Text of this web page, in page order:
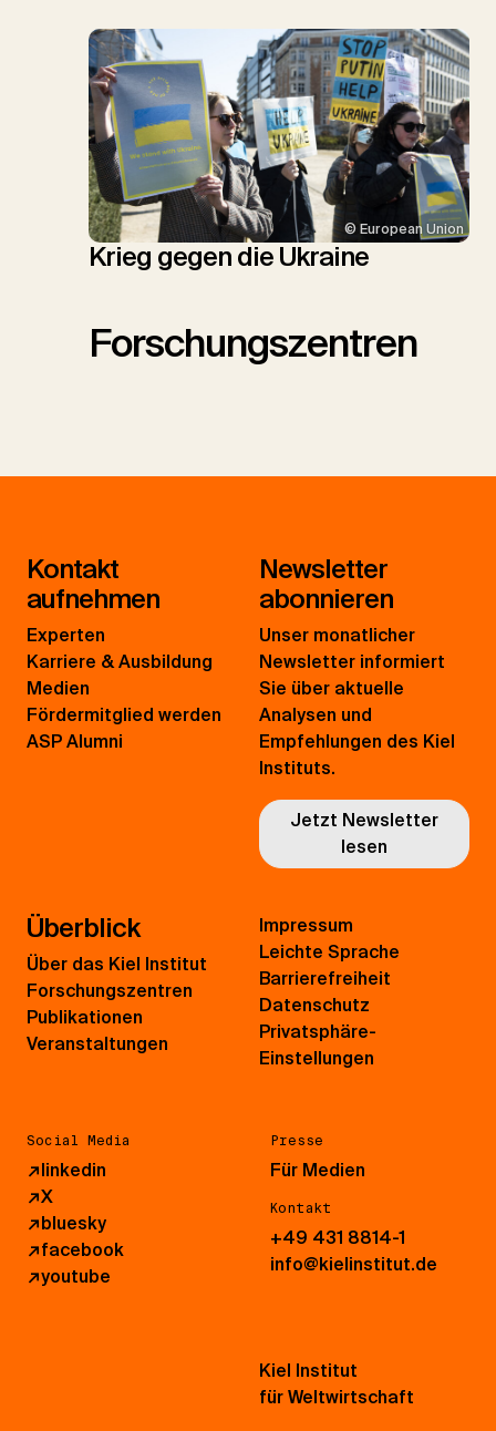
© European Union
Krieg gegen die Ukraine
Forschungszentren
Kontakt
aufnehmen
Experten
Karriere & Ausbildung
Medien
Fördermitglied werden
ASP Alumni
Newsletter
abonnieren
Unser monatlicher
Newsletter informiert
Sie über aktuelle
Analysen und
Empfehlungen des Kiel
Instituts.
Jetzt Newsletter
lesen
Überblick
Über das Kiel Institut
Forschungszentren
Publikationen
Veranstaltungen
Social Media
↗linkedin
↗X
↗bluesky
↗facebook
↗youtube
Presse
Für Medien
Kontakt
+49 431 8814-1
info@kielinstitut.de
Impressum
Leichte Sprache
Barrierefreiheit
Datenschutz
Privatsphäre-
Einstellungen
Kiel Institut
für Weltwirtschaft